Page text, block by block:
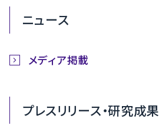
ニュース
メディア掲載
プレスリリース・研究成果